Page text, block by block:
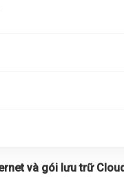
và gói lưu trữ